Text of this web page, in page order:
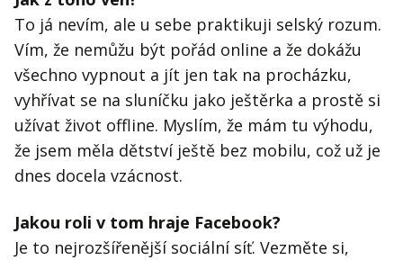
To já nevím, ale u sebe praktikuji selský rozum.
Vím, že nemůžu být pořád online a že dokážu
všechno vypnout a jít jen tak na procházku,
vyhřívat se na sluníčku jako ještěrka a prostě si
užívat život offline. Myslím, že mám tu výhodu,
že jsem měla dětství ještě bez mobilu, což už je
dnes docela vzácnost.
Jakou roli v tom hraje Facebook?
Je to nejrozšířenější sociální síť. Vezměte si,